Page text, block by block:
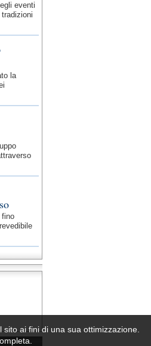
eventi
la
fino
ai fini di una sua ottimizzazione.